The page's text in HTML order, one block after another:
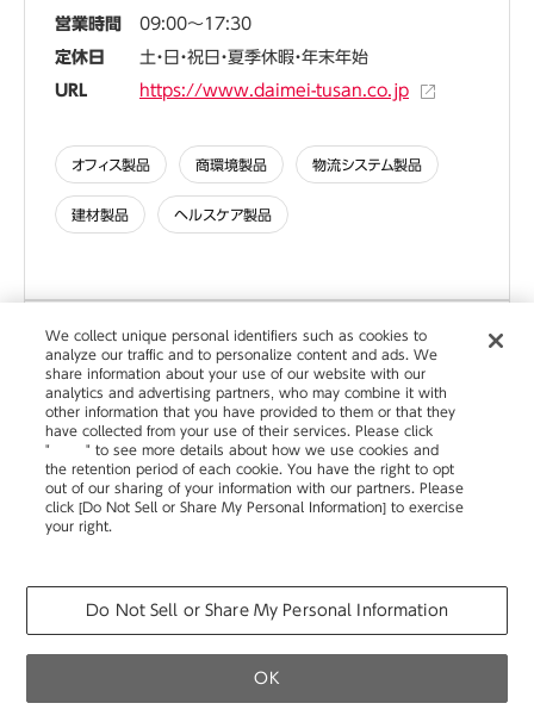
カタログ お問い合わせ
営業時間
09:00～17:30
定休日
土・日・祝日・夏季休暇・年末年始
URL
https://www.daimei-tusan.co.jp
オフィス製品 商環境製品 物流システム製品
建材製品 ヘルスケア製品
株式会社レイメイ藤井 東京事業所
所在地
135-8301
東京都江東区森下1-2-9
電話
03-3632-5829
http://www.raymay.co.jp/
商環境製品
We collect unique personal identifiers such as cookies to
analyze our traffic and to personalize content and ads. We
share information about your use of our website with our
analytics and advertising partners, who may combine it with
other information that you have provided to them or that they
have collected from your use of their services. Please click
"
here" to see more details about how we use cookies and
the retention period of each cookie. You have the right to opt
out of our sharing of your information with our partners. Please
click [Do Not Sell or Share My Personal Information] to exercise
your right.
Do Not Sell or Share My Personal Information
OK